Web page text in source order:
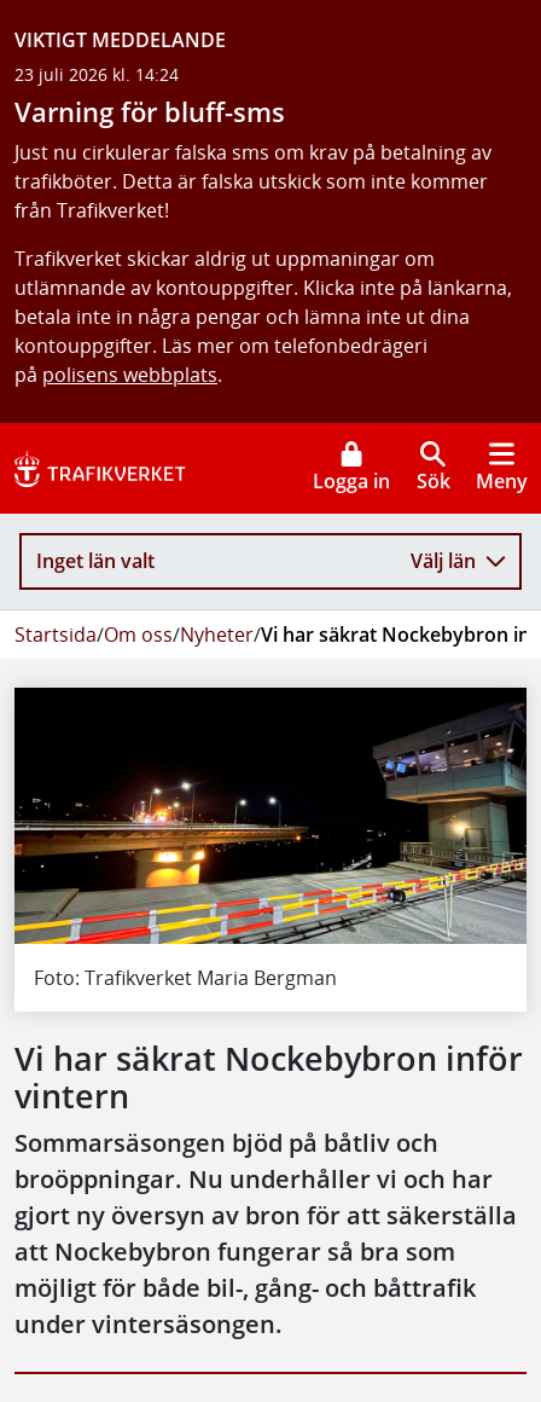
VIKTIGT MEDDELANDE
23 juli 2026 kl. 14:24
Varning för bluff-sms
Just nu cirkulerar falska sms om krav på betalning av
trafikböter. Detta är falska utskick som inte kommer
från Trafikverket!
Trafikverket skickar aldrig ut uppmaningar om
utlämnande av kontouppgifter. Klicka inte på länkarna,
betala inte in några pengar och lämna inte ut dina
kontouppgifter. Läs mer om telefonbedrägeri
på polisens webbplats.
Logga in Sök Meny
Inget län valt Välj län
Startsida/Om oss/Nyheter/Vi har säkrat Nockebybron
Foto: Trafikverket Maria Bergman
Vi har säkrat Nockebybron inför
vintern
Sommarsäsongen bjöd på båtliv och
broöppningar. Nu underhåller vi och har
gjort ny översyn av bron för att säkerställa
att Nockebybron fungerar så bra som
möjligt för både bil-, gång- och båttrafik
under vintersäsongen.